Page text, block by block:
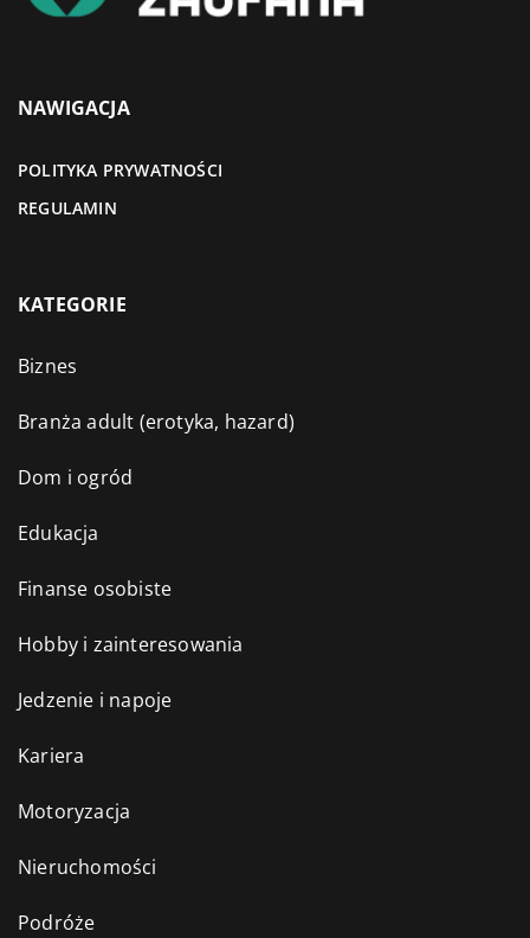
NAWIGACJA
POLITYKA PRYWATNOŚCI
REGULAMIN
KATEGORIE
Biznes
Branża adult (erotyka, hazard)
Dom i ogród
Edukacja
Finanse osobiste
Hobby i zainteresowania
Jedzenie i napoje
Kariera
Motoryzacja
Nieruchomości
Podróże